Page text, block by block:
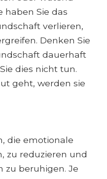
haben Sie das
verlieren,
Denken Sie
dauerhaft
dies nicht tun.
geht, werden sie
die emotionale
zu reduzieren und
zu beruhigen. Je